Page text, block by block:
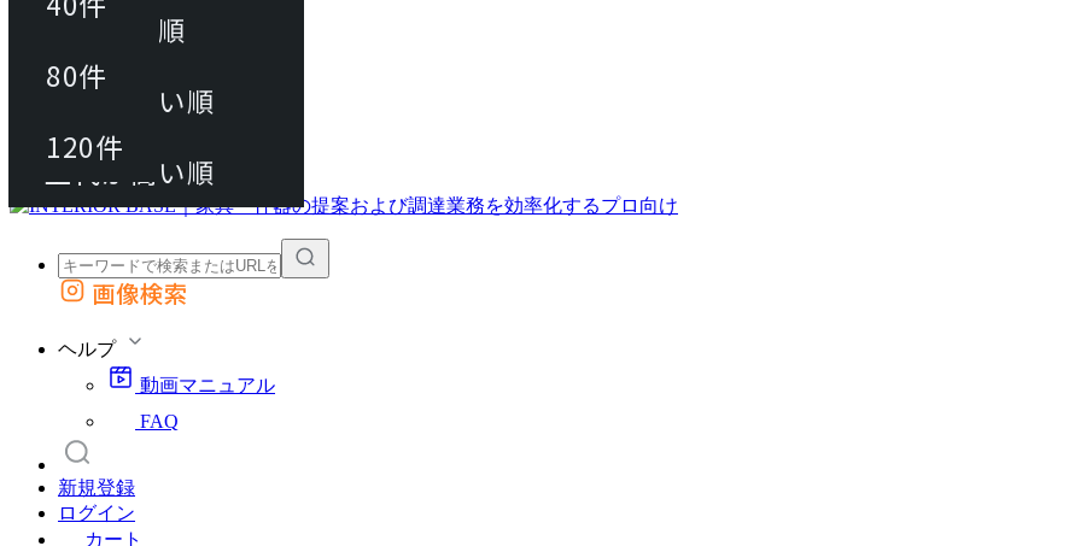
動画マニュアル
FAQ
カート
外部サイトの商品をカートに追加
画像検索
ヘルプ
動画マニュアル
FAQ
新規登録
ログイン
カート
80件
120件
おすすめ順
上代が安い順
上代が高い順
80件
120件